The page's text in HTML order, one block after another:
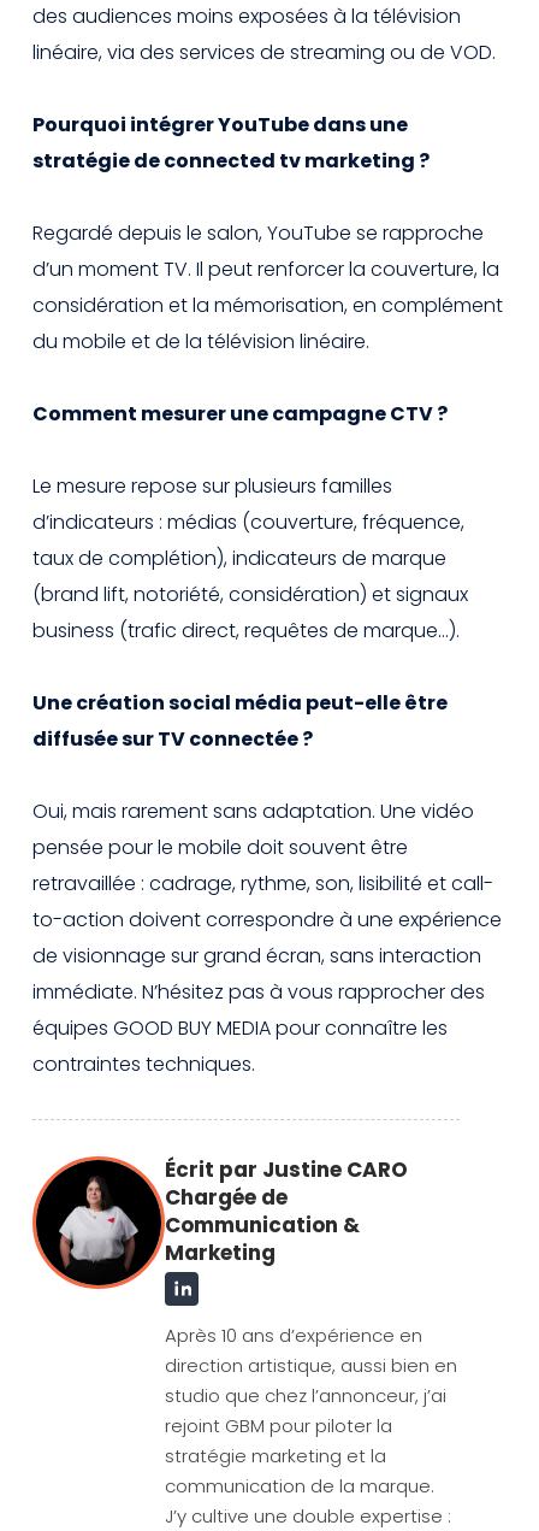
des audiences moins exposées à la télévision
linéaire, via des services de streaming ou de VOD.
Pourquoi intégrer YouTube dans une
stratégie de connected tv marketing ?
Regardé depuis le salon, YouTube se rapproche
d’un moment TV. Il peut renforcer la couverture, la
considération et la mémorisation, en complément
du mobile et de la télévision linéaire.
Comment mesurer une campagne CTV ?
Le mesure repose sur plusieurs familles
d’indicateurs : médias (couverture, fréquence,
taux de complétion), indicateurs de marque
(brand lift, notoriété, considération) et signaux
business (trafic direct, requêtes de marque…).
Une création social média peut-elle être
diffusée sur TV connectée ?
Oui, mais rarement sans adaptation. Une vidéo
pensée pour le mobile doit souvent être
retravaillée : cadrage, rythme, son, lisibilité et call-
to-action doivent correspondre à une expérience
de visionnage sur grand écran, sans interaction
immédiate. N’hésitez pas à vous rapprocher des
équipes GOOD BUY MEDIA pour connaître les
contraintes techniques.
Écrit par Justine CARO
Chargée de
Communication &
Marketing
Après 10 ans d’expérience en
direction artistique, aussi bien en
studio que chez l’annonceur, j’ai
rejoint GBM pour piloter la
stratégie marketing et la
communication de la marque.
J’y cultive une double expertise :